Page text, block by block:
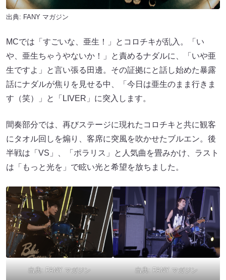
出典: FANY マガジン
MCでは「すごいな、亜生！」とコロチキが乱入。「い
や、亜生ちゃうやないか！」と責めるナダルに、「いや亜
生ですよ」と言い張る田邊。その証拠にと話し始めた暴露
話にナダルが焦りを見せる中、「今日は亜生のまま行きま
す（笑）」と「LIVER」に突入します。
間奏部分では、再びステージに現れたコロチキと共に観客
にタオル回しを煽り、客席に突風を吹かせたブルエン。後
半戦は「VS」、「ポラリス」と人気曲を畳みかけ、ラスト
は「もっと光を」で眩い光と希望を放ちました。
出典: FANY マガジン 出典: FANY マガジン